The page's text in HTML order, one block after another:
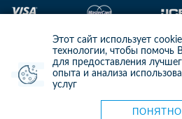
Этот сайт использует
технологии, чтобы помочь
для предоставления
опыта и анализа
услуг
ПОНЯТНО
© 2013-2024 ООО ИТЦ УКАВТ. ИНН:
ИНФОРМАЦИЯ НА САЙТЕ НЕ ЯВЛЯЕТСЯ